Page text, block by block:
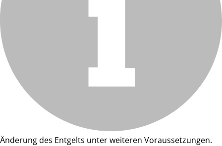
Änderung des Entgelts unter weiteren Voraussetzungen.